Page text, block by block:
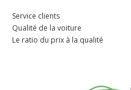
Service clients
Qualité de la voiture
Le ratio du prix à la qualité